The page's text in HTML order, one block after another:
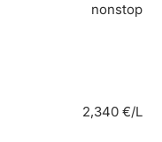
nonstop
2,340 €/L